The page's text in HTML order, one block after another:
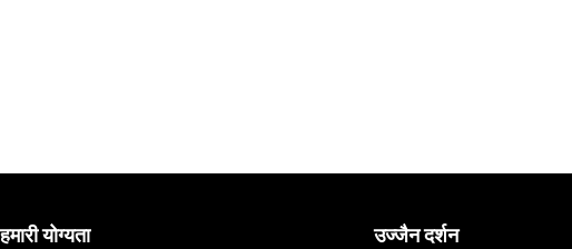
हमारी योग्यता उज्जैन दर्शन